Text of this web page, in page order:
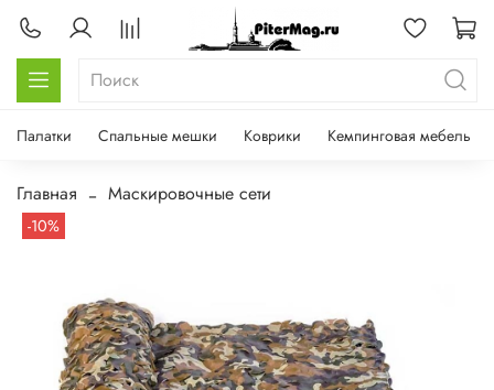
Палатки Спальные мешки Коврики Кемпинговая мебель
Главная Маскировочные сети
-10%